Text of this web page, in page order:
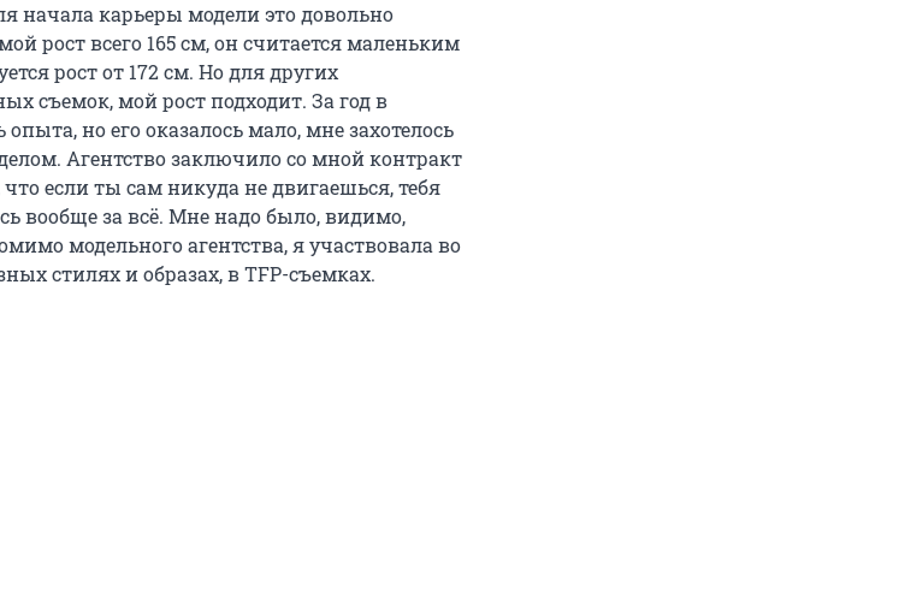
начала карьеры модели это довольно
рост всего 165 см, он считается маленьким
рост от 172 см. Но для других
съемок, мой рост подходит. За год в
но его оказалось мало, мне захотелось
Агентство заключило со мной контракт
если ты сам никуда не двигаешься, тебя
вообще за всё. Мне надо было, видимо,
модельного агентства, я участвовала во
стилях и образах, в TFP-съемках.